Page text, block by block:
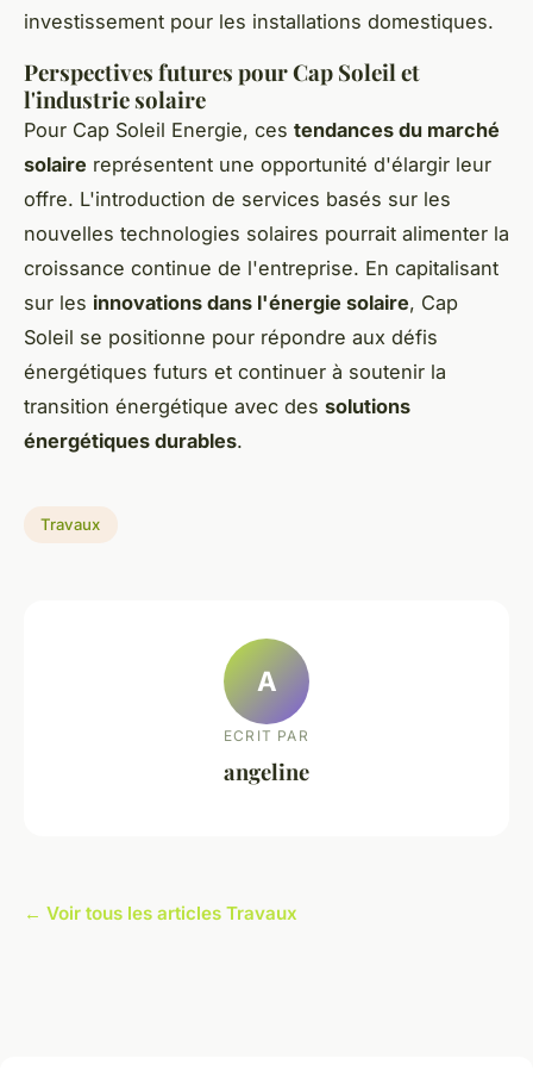
investissement pour les installations domestiques.
Perspectives futures pour Cap Soleil et
l'industrie solaire
Pour Cap Soleil Energie, ces tendances du marché
solaire représentent une opportunité d'élargir leur
offre. L'introduction de services basés sur les
nouvelles technologies solaires pourrait alimenter la
croissance continue de l'entreprise. En capitalisant
sur les innovations dans l'énergie solaire, Cap
Soleil se positionne pour répondre aux défis
énergétiques futurs et continuer à soutenir la
transition énergétique avec des solutions
énergétiques durables.
Travaux
A
ECRIT PAR
angeline
← Voir tous les articles Travaux